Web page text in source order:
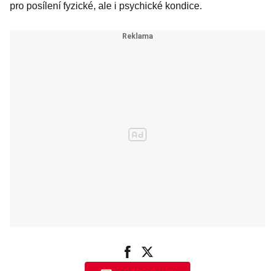
pro posílení fyzické, ale i psychické kondice.